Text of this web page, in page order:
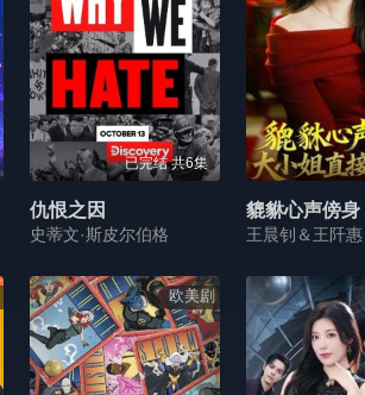
已完结 共6集
仇恨之因
史蒂文·斯皮尔伯格 王晨钊＆王阡惠
欧美剧